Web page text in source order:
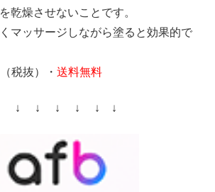
乾燥させないことです。
マッサージしながら塗ると効果的で
税抜）・ 送料無料
↓ ↓ ↓ ↓ ↓ ↓